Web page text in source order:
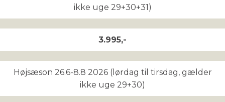
ikke uge 29+30+31)
3.995,-
Højsæson 26.6-8.8 2026 (lørdag til tirsdag, gælder
ikke uge 29+30)